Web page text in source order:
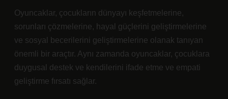
Oyuncaklar, çocukların dünyayı keşfetmelerine,
sorunları çözmelerine, hayal güçlerini geliştirmelerine
ve sosyal becerilerini geliştirmelerine olanak tanıyan
önemli bir araçtır. Aynı zamanda oyuncaklar, çocuklara
duygusal destek ve kendilerini ifade etme ve empati
geliştirme fırsatı sağlar.